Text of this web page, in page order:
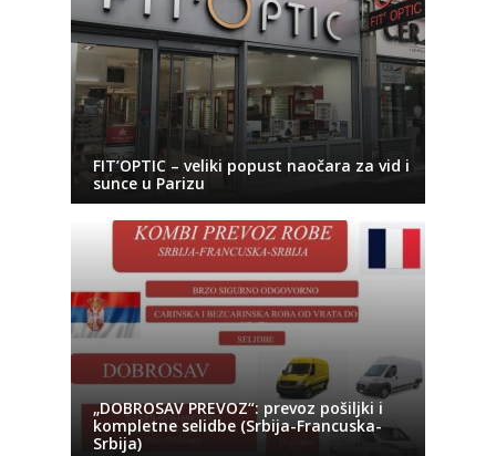
FIT’OPTIC – veliki popust naočara za vid i
sunce u Parizu
„DOBROSAV PREVOZ“: prevoz pošiljki i
kompletne selidbe (Srbija-Francuska-
Srbija)